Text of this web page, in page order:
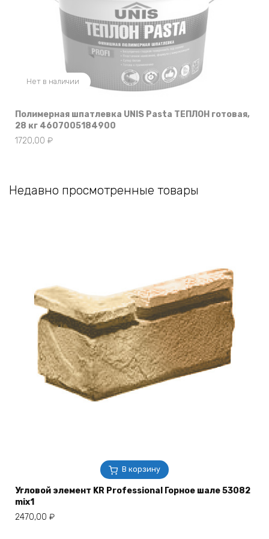
Нет в наличии
Полимерная шпатлевка UNIS Pasta ТЕПЛОН готовая,
28 кг 4607005184900
1720,00 ₽
Недавно просмотренные товары
В корзину
Угловой элемент KR Professional Горное шале 53082
mix1
2470,00 ₽